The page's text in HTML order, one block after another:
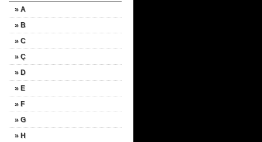
» A
» B
» C
» Ç
» D
» E
» F
» G
» H